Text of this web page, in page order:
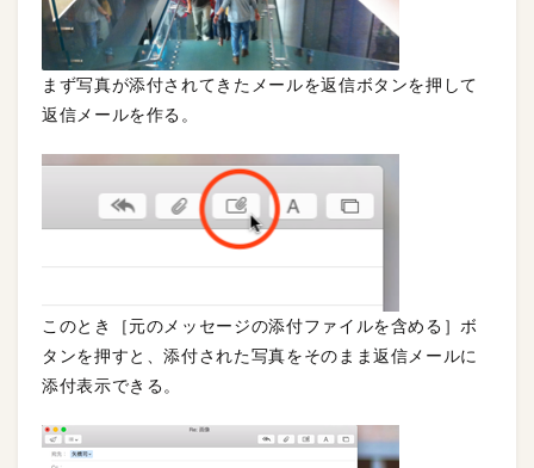
まず写真が添付されてきたメールを返信ボタンを押して
返信メールを作る。
このとき［元のメッセージの添付ファイルを含める］ボ
タンを押すと、添付された写真をそのまま返信メールに
添付表示できる。